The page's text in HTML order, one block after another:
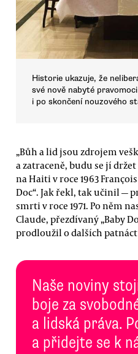
Historie ukazuje, že
své nově nabyté
i po skončení nouzového
„Bůh a lid jsou zdrojem
a zatraceně, budu se jí
na Haiti v roce 1963
Doc“. Jak řekl, tak učinil —
smrti v roce 1971. Po něm
Claude, přezdívaný „Baby
prodloužil o dalších
Naše noviny
boje za
a lidská práva.
a přidejte se k